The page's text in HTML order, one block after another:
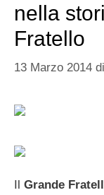
nella
Fratello
13 Marzo 2014 di
Il Grande